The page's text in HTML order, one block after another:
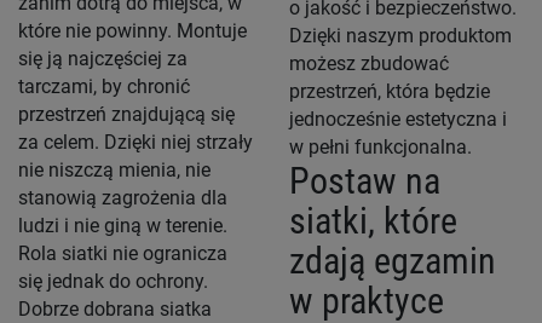
które nie powinny. Montuje
się ją najczęściej za
tarczami, by chronić
przestrzeń znajdującą się
za celem. Dzięki niej strzały
nie niszczą mienia, nie
stanowią zagrożenia dla
ludzi i nie giną w terenie.
Rola siatki nie ogranicza
się jednak do ochrony.
Dobrze dobrana siatka
o jakość i bezpieczeństwo.
Dzięki naszym produktom
możesz zbudować
przestrzeń, która będzie
jednocześnie estetyczna i
w pełni funkcjonalna.
Postaw na
siatki, które
zdają egzamin
w praktyce